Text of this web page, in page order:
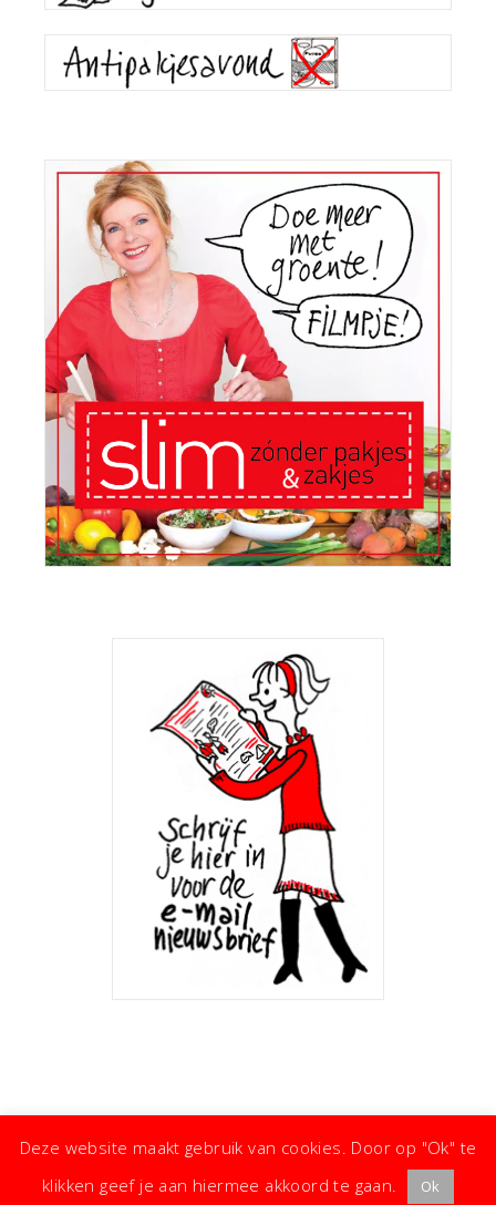
Deze website maakt gebruik van cookies. Door op "Ok" te
klikken geef je aan hiermee akkoord te gaan.
Ok